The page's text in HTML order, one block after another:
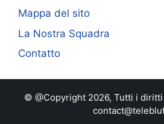
Mappa del sito
La Nostra Squadra
Contatto
© @Copyright 2026, Tutti i diritti